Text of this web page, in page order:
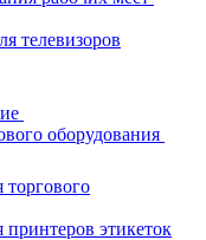
телевизоров
оборудования
торгового
принтеров этикеток